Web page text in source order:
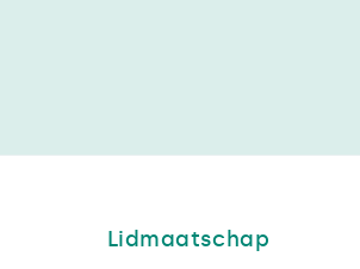
Lidmaatschap